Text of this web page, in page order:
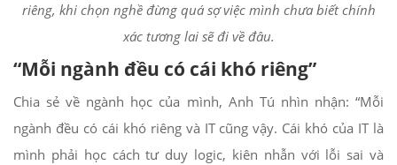
riêng, khi chọn nghề đừng quá sợ việc mình chưa biết chính
xác tương lai sẽ đi về đâu.
“Mỗi ngành đều có cái khó riêng”
Chia sẻ về ngành học của mình, Anh Tú nhìn nhận: “Mỗi
ngành đều có cái khó riêng và IT cũng vậy. Cái khó của IT là
mình phải học cách tư duy logic, kiên nhẫn với lỗi sai và